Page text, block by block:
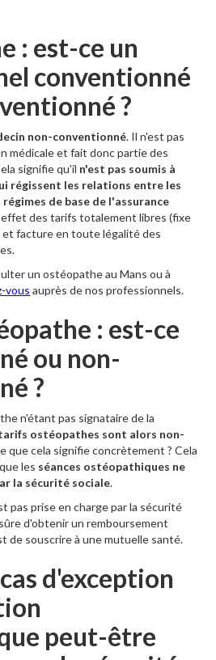
: est-ce un
conventionné
?
non-conventionné. Il n'est pas
médicale et fait donc partie des
signifie qu'il n'est pas soumis à
régissent les relations entre les
de base de l'assurance
des tarifs totalement libres (fixe
et facture en toute légalité des
un ostéopathe au Mans ou à
vous auprès de nos professionnels.
: est-ce
ou non-
?
n'étant pas signataire de la
ostéopathes sont alors non-
que cela signifie concrètement ? Cela
les séances ostéopathiques ne
la sécurité sociale.
pas prise en charge par la sécurité
d'obtenir un remboursement
de souscrire à une mutuelle santé.
d'exception
peut-être